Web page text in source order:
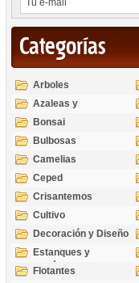
Categorías
Arboles
Azaleas y
Rododendros
Bonsai
Bulbosas
Camelias
Ceped
Crisantemos
Cultivo
Decoración y Diseño
Estanques y
Acuáticas
Flotantes